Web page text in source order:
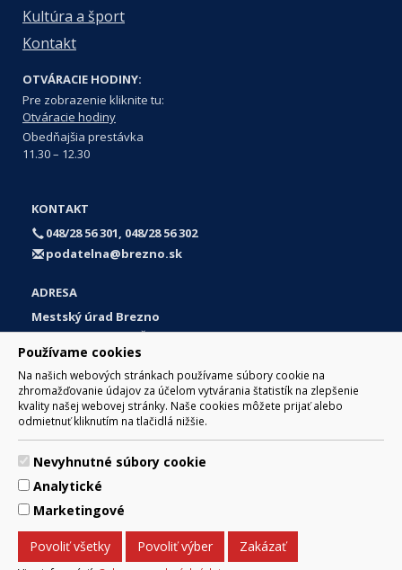
Používame cookies
Na našich webových stránkach používame súbory cookie na
zhromažďovanie údajov za účelom vytvárania štatistík na zlepšenie
kvality našej webovej stránky. Naše cookies môžete prijať alebo
odmietnuť kliknutím na tlačidlá nižšie.
Nevyhnutné súbory cookie
Analytické
Marketingové
Povoliť všetky Povoliť výber Zakázať
Kultúra a šport
Kontakt
OTVÁRACIE HODINY:
Pre zobrazenie kliknite tu:
Otváracie hodiny
Obedňajšia prestávka
11.30 – 12.30
KONTAKT
048/28 56 301, 048/28 56 302
podatelna@brezno.sk
ADRESA
Mestský úrad Brezno
Námestie gen. M. R. Štefánika 1
977 01 Brezno
Slovakia (Slovak Republic)
© 2017 Mesto Brezno, Námestie gen. M. R. Štefánika 1, Brezno
977 01 Tel.: 048/28 56 301, 048/28 56 302 Email:
Za obsah zodpovedá Mesto Brezno. Technický prevádzkovateľ:
Arrabella, s.r.o. , Pod Donátom 12/136 Žiar nad Hronom 965 01
podpora@internetova-stranka.sk